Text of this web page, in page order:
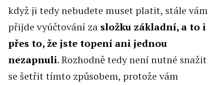
když ji tedy nebudete muset platit, stále vám
přijde vyúčtování za složku základní, a to i
přes to, že jste topení ani jednou
nezapnuli. Rozhodně tedy není nutné snažit
se šetřit tímto způsobem, protože vám